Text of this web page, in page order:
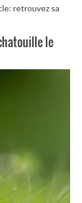
retrouvez sa
le